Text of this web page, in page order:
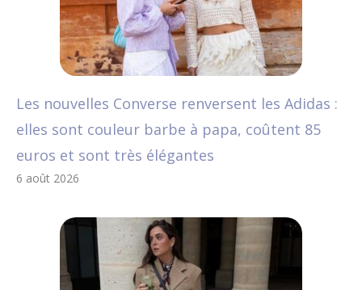
Les nouvelles Converse renversent les Adidas :
elles sont couleur barbe à papa, coûtent 85
euros et sont très élégantes
6 août 2026